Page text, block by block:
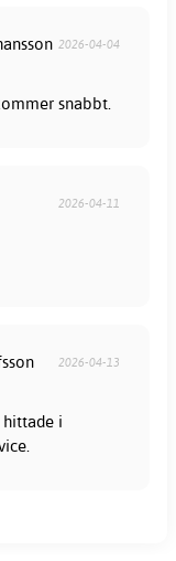
2026-04-04
snabbt.
2026-04-11
2026-04-13
i